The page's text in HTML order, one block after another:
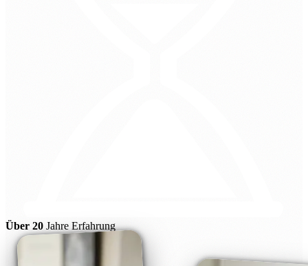
Über 20 Jahre Erfahrung